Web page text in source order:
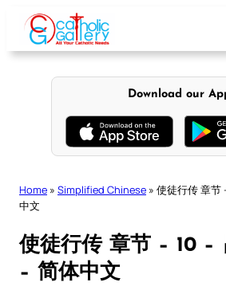
content
Download our
Home » Simplified Chinese » 使徒行传 章节
中文
使徒行传 章节 – 10 –
– 简体中文